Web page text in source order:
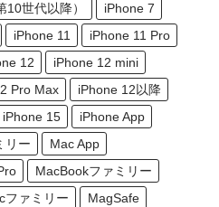
10世代以降）
iPhone 7
iPhone 11
iPhone 11 Pro
12
iPhone 12 mini
Pro Max
iPhone 12以降
iPhone 15
iPhone App
リー
Mac App
MacBookファミリー
ファミリー
MagSafe